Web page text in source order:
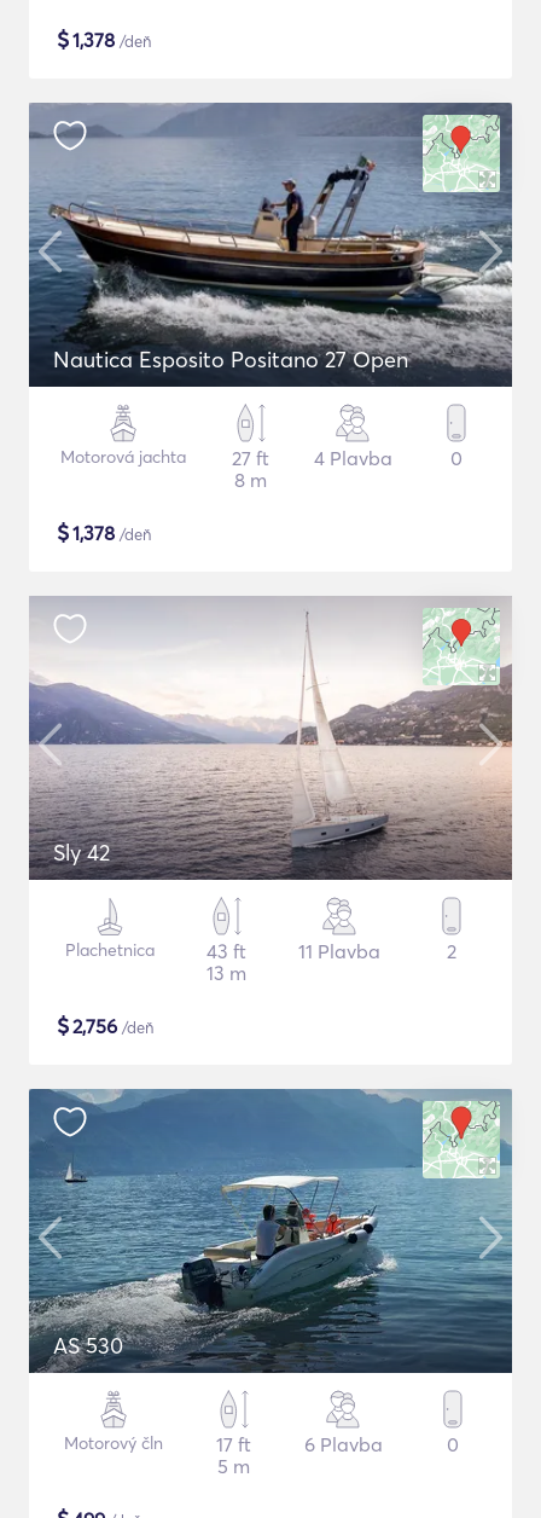
$1,378 /deň
Nautica Esposito Positano 27 Open
Motorová jachta
27 ft
8 m
4 Plavba 0
$1,378 /deň
Sly 42
Plachetnica
43 ft
13 m
11 Plavba 2
$2,756 /deň
AS 530
Motorový čln
17 ft
5 m
6 Plavba 0